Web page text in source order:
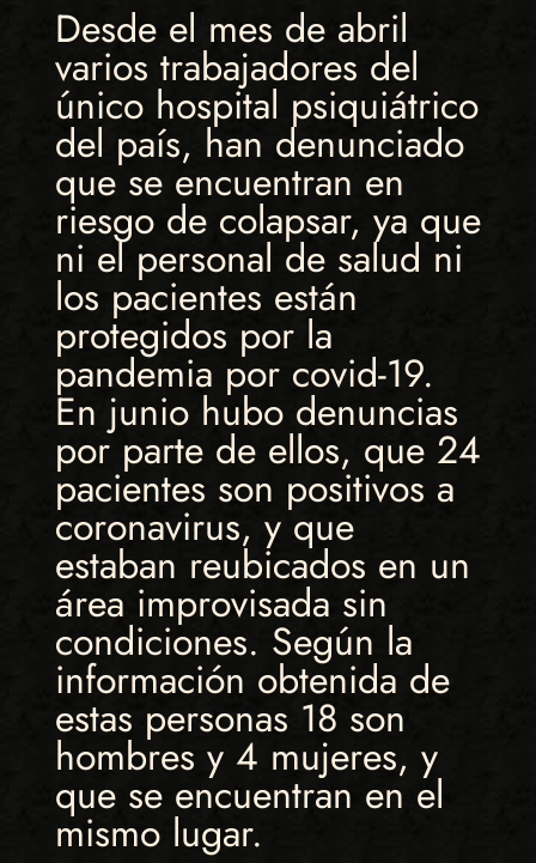
Desde el mes de abril
varios trabajadores del
único hospital psiquiátrico
del país, han denunciado
que se encuentran en
riesgo de colapsar, ya que
ni el personal de salud ni
los pacientes están
protegidos por la
pandemia por covid-19.
En junio hubo denuncias
por parte de ellos, que 24
pacientes son positivos a
coronavirus, y que
estaban reubicados en un
área improvisada sin
condiciones. Según la
información obtenida de
estas personas 18 son
hombres y 4 mujeres, y
que se encuentran en el
mismo lugar.